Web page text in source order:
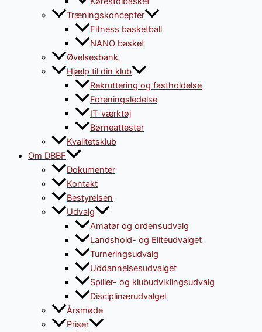
Træningskoncepter
Fitness basketball
NANO basket
Øvelsesbank
Hjælp til din klub
Rekruttering og fastholdelse
Foreningsledelse
IT-værktøj
Børneattester
Kvalitetsklub
Om DBBF
Dokumenter
Kontakt
Bestyrelsen
Udvalg
Amatør og ordensudvalg
Landshold- og Eliteudvalget
Turneringsudvalg
Uddannelsesudvalget
Spiller- og klubudviklingsudvalg
Disciplinærudvalget
Årsmøde
Priser